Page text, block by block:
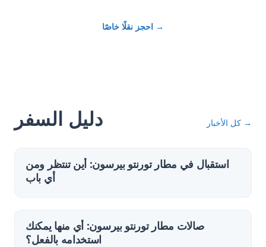
احجز نقلًا خاصًا →
دليل السفر كل الأخبار →
استقبال في مطار تورنتو بيرسون: أين تنتظر ومن
أي باب
صالات مطار تورنتو بيرسون: أي منها يمكنك
استخدامه بالفعل؟